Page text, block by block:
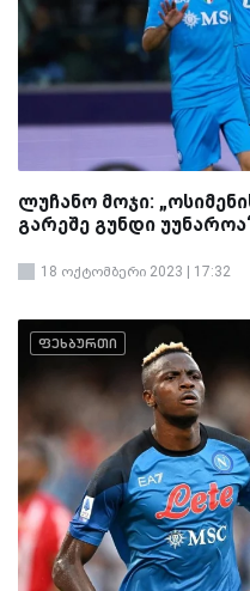
ლუჩანო მოჯი:
გარეშე გუნდი
18 ოქტომბერი 2023 | 17:32
ფეხბურთი